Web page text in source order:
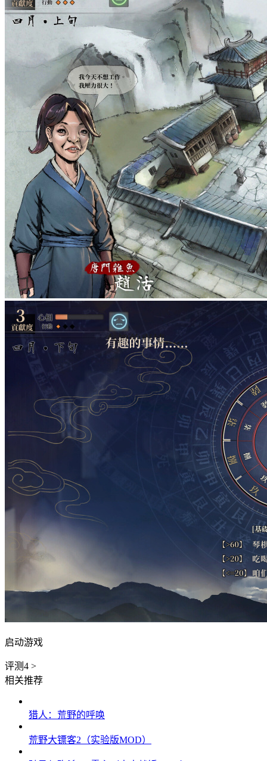
启动游戏
评测4 >
相关推荐
猎人：荒野的呼唤
荒野大镖客2（实验版MOD）